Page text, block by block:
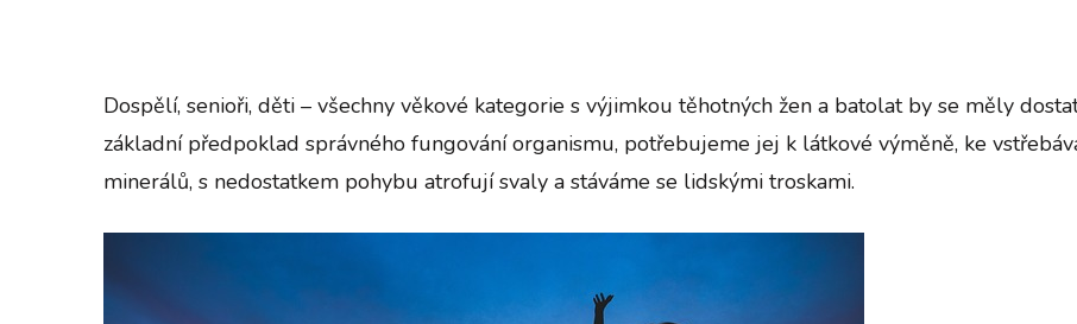
Dospělí, senioři, děti – všechny věkové kategorie s výjimkou těhotných žen a batolat by se měly
základní předpoklad správného fungování organismu, potřebujeme jej k látkové výměně, ke
minerálů, s nedostatkem pohybu atrofují svaly a stáváme se lidskými troskami.